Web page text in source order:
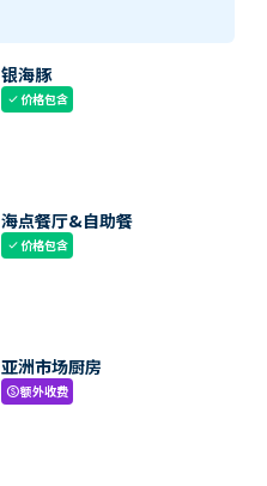
银海豚
check价格包含
海点餐厅&自助餐
check价格包含
亚洲市场厨房
paid额外收费